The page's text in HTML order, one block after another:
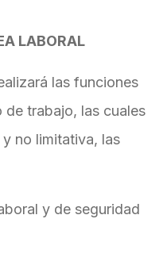
LABORAL
las funciones
de trabajo, las cuales
no limitativa, las
y de seguridad